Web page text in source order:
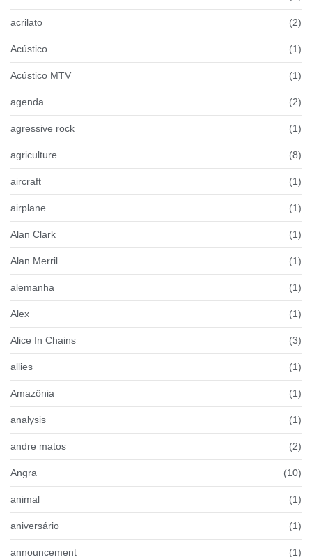
acrilato (2)
Acústico (1)
Acústico MTV (1)
agenda (2)
agressive rock (1)
agriculture (8)
aircraft (1)
airplane (1)
Alan Clark (1)
Alan Merril (1)
alemanha (1)
Alex (1)
Alice In Chains (3)
allies (1)
Amazônia (1)
analysis (1)
andre matos (2)
Angra (10)
animal (1)
aniversário (1)
announcement (1)